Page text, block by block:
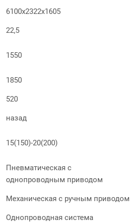
6100х2322х1605
22,5
1550
1850
520
назад
15(150)-20(200)
Пневматическая с
однопроводным приводом
Механическая с ручным приводом
Однопроводная система